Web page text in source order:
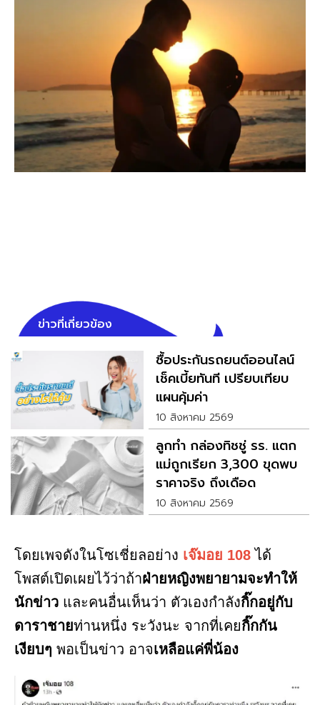
ข่าวที่เกี่ยวข้อง
ซื้อประกันรถยนต์ออนไลน์
เช็คเบี้ยทันที เปรียบเทียบ
แผนคุ้มค่า
10 สิงหาคม 2569
ลูกทำ กล่องทิชชู่ รร. แตก
แม่ถูกเรียก 3,300 ขุดพบ
ราคาจริง ถึงเดือด
10 สิงหาคม 2569
โดยเพจดังในโซเชี่ยลอย่าง เจ๊มอย 108 ได้
โพสต์เปิดเผยไว้ว่าถ้าฝ่ายหญิงพยายามจะทำให้
นักข่าว และคนอื่นเห็นว่า ตัวเองกำลังกิ๊กอยู่กับ
ดาราชายท่านหนึ่ง ระวังนะ จากที่เคยกิ๊กกัน
เงียบๆ พอเป็นข่าว อาจเหลือแค่พี่น้อง